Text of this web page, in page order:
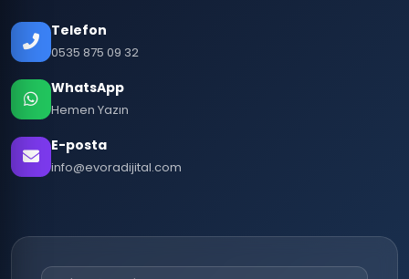
Telefon
0535 875 09 32
WhatsApp
Hemen Yazın
E-posta
info@evoradijital.com